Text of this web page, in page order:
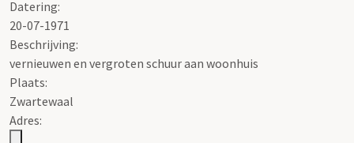
Datering:
20-07-1971
Beschrijving:
vernieuwen en vergroten schuur aan woonhuis
Plaats:
Zwartewaal
Adres: